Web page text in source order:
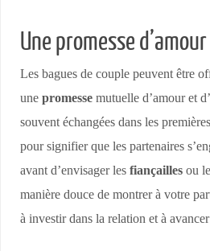
Une promesse d’amour
Les bagues de couple peuvent être
unepromesse mutuelle d’amour et
souvent échangées dans les
pour signifier que les partenaires
avant d’envisager lesfiançailles ou
manière douce de montrer à votre
à investir dans la relation et à